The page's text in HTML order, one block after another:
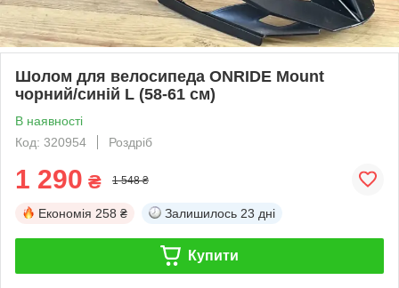
Шолом для велосипеда ONRIDE Mount
чорний/синій L (58-61 см)
В наявності
Код: 320954
Роздріб
1 290 ₴ 1 548 ₴
Економія 258 ₴ Залишилось 23 дні
Купити